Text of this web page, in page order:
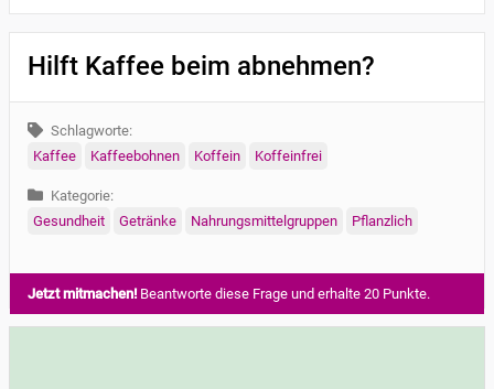
Hilft Kaffee beim abnehmen?
Schlagworte:
Kaffee
Kaffeebohnen Koffein Koffeinfrei
Kategorie:
Gesundheit
Getränke Nahrungsmittelgruppen Pflanzlich
Jetzt mitmachen! Beantworte diese Frage und erhalte 20 Punkte.